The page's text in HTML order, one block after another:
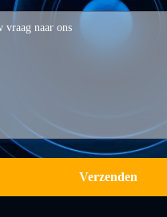
Verzenden